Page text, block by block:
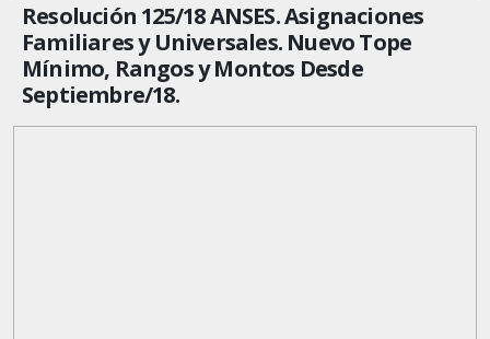
Resolución 125/18 ANSES. Asignaciones
Familiares y Universales. Nuevo Tope
Mínimo, Rangos y Montos Desde
Septiembre/18.